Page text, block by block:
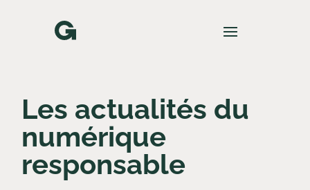
Les actualités du
numérique
responsable